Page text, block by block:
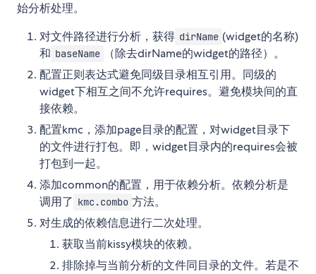
始分析处理。
对文件路径进行分析，获得 dirName (widget的名称)
和 baseName
（除去dirName的widget的路径）。
配置正则表达式避免同级目录相互引用。同级的
widget下相互之间不允许requires。避免模块间的直
接依赖。
配置kmc，添加page目录的配置，对widget目录下
的文件进行打包。即，widget目录内的requires会被
打包到一起。
添加common的配置，用于依赖分析。依赖分析是
调用了 kmc.combo 方法。
对生成的依赖信息进行二次处理。
获取当前kissy模块的依赖。
排除掉与当前分析的文件同目录的文件。若是不